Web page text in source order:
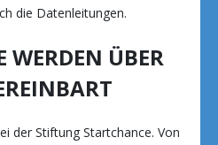
die Datenleitungen.
WERDEN ÜBER
der Stiftung Startchance. Von